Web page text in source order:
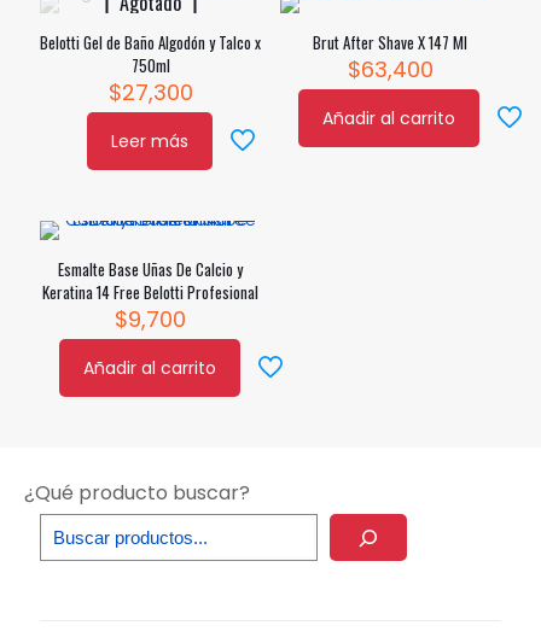
Belotti Gel de Baño Algodón y Talco x
750ml
$27,300
Leer más
Brut After Shave X 147 Ml
$63,400
Añadir al carrito
Esmalte Base Uñas De Calcio y
Keratina 14 Free Belotti Profesional
$9,700
Añadir al carrito
¿Qué producto buscar?